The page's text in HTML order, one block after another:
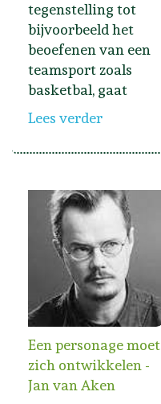
tegenstelling tot
bijvoorbeeld het
beoefenen van een
teamsport zoals
basketbal, gaat
Lees verder
Een personage moet
zich ontwikkelen -
Jan van Aken